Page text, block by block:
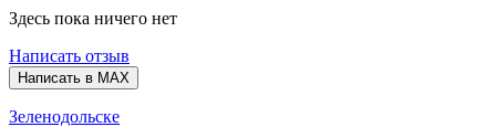
Здесь пока ничего нет
Написать отзыв
Написать в MAX
Зеленодольске